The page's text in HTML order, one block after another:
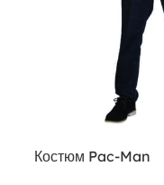
Костюм Pac-Man